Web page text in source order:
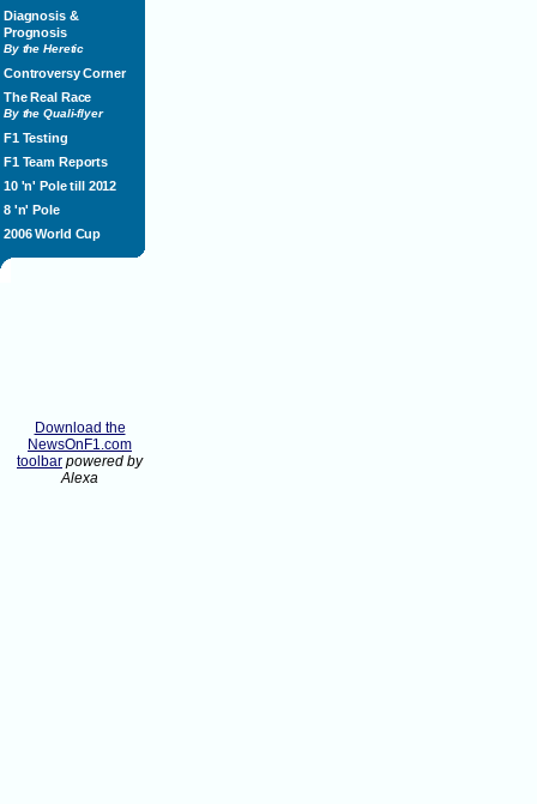
Diagnosis &
Prognosis
By the Heretic
Controversy Corner
The Real Race
By the Quali-flyer
F1 Testing
F1 Team Reports
10 'n' Pole till 2012
8 'n' Pole
2006 World Cup
Download the
NewsOnF1.com
toolbar powered by
Alexa